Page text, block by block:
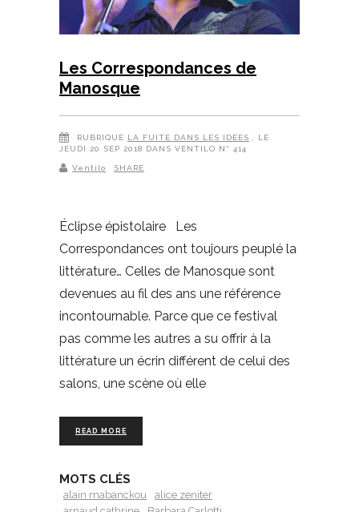
Les Correspondances de
Manosque
RUBRIQUE LA FUITE DANS LES IDÉES
, LE
JEUDI 20 SEP 2018 DANS VENTILO N° 414
Ventilo SHARE
Éclipse épistolaire Les
Correspondances ont toujours peuplé la
littérature… Celles de Manosque sont
devenues au fil des ans une référence
incontournable. Parce que ce festival
pas comme les autres a su offrir à la
littérature un écrin différent de celui des
salons, une scène où elle
READ MORE
MOTS CLÉS
alain mabanckou
alice zeniter